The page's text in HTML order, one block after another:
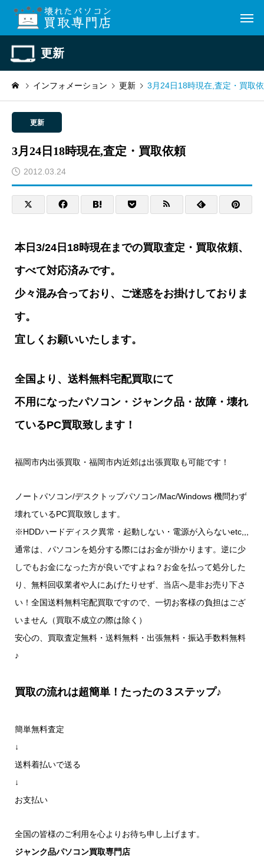
更新
インフォメーション 更新 3月24日18時現在,査定・買取
更新
3月24日18時現在,査定・買取依頼
2012.03.24
本日3/24日18時現在までの買取査定・買取依頼、
すべて対応済みです。
少々混み合っており、ご迷惑をお掛けしておりま
す。
宜しくお願いいたします。
全国より、送料無料宅配買取にて
不用になったパソコン・ジャンク品・故障・壊れ
ているPC買取致します！
福岡市内出張買取・福岡市内近郊は出張買取も可能です！
ノートパソコン/デスクトップパソコン/Mac/Windows 機問わず
壊れているPC買取致します。
※HDDハードディスク異常・起動しない・電源が入らないetc,,,
通常は、パソコンを処分する際にはお金が掛かります。逆に少
しでもお金になった方が良いですよね？お金を払って処分した
り、無料回収業者や人にあげたりせず、当店へ是非お売り下さ
い！全国送料無料宅配買取ですので、一切お客様の負担はござ
いません（買取不成立の際は除く）
安心の、買取査定無料・送料無料・出張無料・振込手数料無料
♪
買取の流れは超簡単！たったの３ステップ♪
簡単無料査定
↓
送料着払いで送る
↓
お支払い
全国の皆様のご利用を心よりお待ち申し上げます。
ジャンク品パソコン買取専門店